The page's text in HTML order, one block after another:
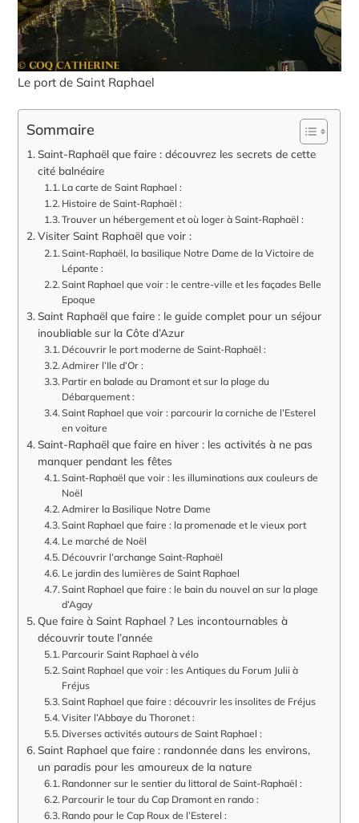
Le port de Saint Raphael
Sommaire
Saint-Raphaël que faire : découvrez les secrets de cette
cité balnéaire
La carte de Saint Raphael :
Histoire de Saint-Raphaël :
Trouver un hébergement et où loger à Saint-Raphaël :
Visiter Saint Raphaël que voir :
Saint-Raphaël, la basilique Notre Dame de la Victoire de
Lépante :
Saint Raphael que voir : le centre-ville et les façades Belle
Epoque
Saint Raphaël que faire : le guide complet pour un séjour
inoubliable sur la Côte d’Azur
Découvrir le port moderne de Saint-Raphaël :
Admirer l’Ile d’Or :
Partir en balade au Dramont et sur la plage du
Débarquement :
Saint Raphael que voir : parcourir la corniche de l’Esterel
en voiture
Saint-Raphaël que faire en hiver : les activités à ne pas
manquer pendant les fêtes
Saint-Raphaël que voir : les illuminations aux couleurs de
Noël
Admirer la Basilique Notre Dame
Saint Raphael que faire : la promenade et le vieux port
Le marché de Noël
Découvrir l’archange Saint-Raphaël
Le jardin des lumières de Saint Raphael
Saint Raphael que faire : le bain du nouvel an sur la plage
d’Agay
Que faire à Saint Raphael ? Les incontournables à
découvrir toute l’année
Parcourir Saint Raphael à vélo
Saint Raphael que voir : les Antiques du Forum Julii à
Fréjus
Saint Raphael que faire : découvrir les insolites de Fréjus
Visiter l’Abbaye du Thoronet :
Diverses activités autours de Saint Raphael :
Saint Raphael que faire : randonnée dans les environs,
un paradis pour les amoureux de la nature
Randonner sur le sentier du littoral de Saint-Raphaël :
Parcourir le tour du Cap Dramont en rando :
Rando pour le Cap Roux de l’Esterel :